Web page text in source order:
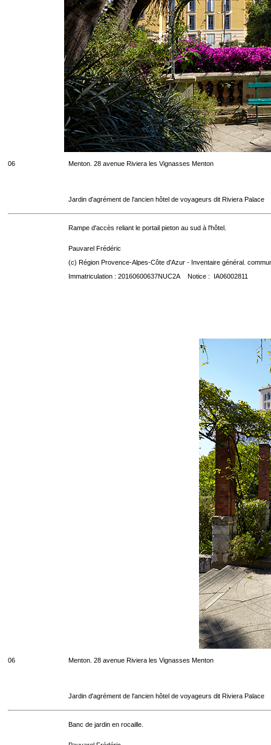
06 Menton. 28 avenue Riviera les Vignasses Menton
Jardin d'agrément de l'ancien hôtel de voyageurs dit Riviera Palace
Rampe d'accès reliant le portail pieton au sud à l'hôtel.
Pauvarel Frédéric
(c) Région Provence-Alpes-Côte d'Azur - Inventaire général.
Immatriculation : 20160600637NUC2A Notice : IA06002811
06 Menton. 28 avenue Riviera les Vignasses Menton
Jardin d'agrément de l'ancien hôtel de voyageurs dit Riviera Palace
Banc de jardin en rocaille.